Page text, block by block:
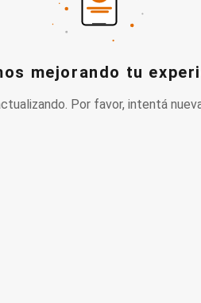
mejorando tu
Por favor, intentá